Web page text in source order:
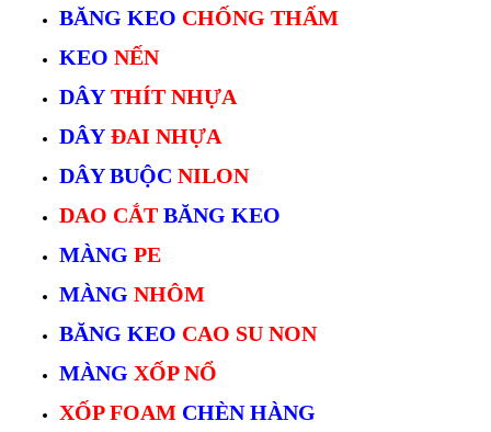
BĂNG KEO CHỐNG THẤM
KEO NẾN
DÂY THÍT NHỰA
DÂY ĐAI NHỰA
DÂY BUỘC NILON
DAO CẮT BĂNG KEO
MÀNG PE
MÀNG NHÔM
BĂNG KEO CAO SU NON
MÀNG XỐP NỔ
XỐP FOAM CHÈN HÀNG